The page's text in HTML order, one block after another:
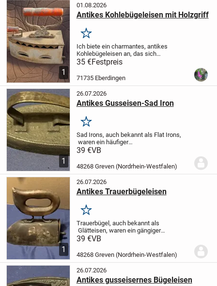
1
01.08.2026
Antikes Kohlebügeleisen mit Holzgriff
Merken
Ich biete ein charmantes, antikes
Kohlebügeleisen an, das sich
hervorragend als Dekorationsobjekt
eignet. Dieses historische Stück bringt
einen Hauch von Nostalgie in dein
Zuhause. Es ist ein schönes...
35 €Festpreis
71735 Eberdingen
1
26.07.2026
Antikes Gusseisen-Sad Iron
Merken
Sad Irons, auch bekannt als Flat Irons,
waren ein häufiger
Haushaltsgegenstand, der zum Bügeln
elektrische Bügeleisen erfunden wurden.
Diese Gusseisenbügeleise...
39 €VB
48268 Greven (Nordrhein-Westfalen)
1
26.07.2026
Antikes Trauerbügeleisen
Merken
Trauerbügel, auch bekannt als
Glätteisen, waren ein gängiger
Haushaltsgegenstand, der zum Bügeln
elektrischer Bügeleisen verwendet
wurde. Dieses spezielle Eisen...
39 €VB
48268 Greven (Nordrhein-Westfalen)
26.07.2026
Antikes gusseisernes Bügeleisen